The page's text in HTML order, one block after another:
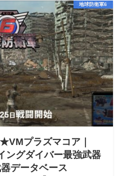
地球防衛軍6
プラズマコア｜
グダイバー最強武器
データベース